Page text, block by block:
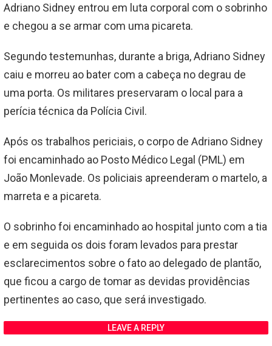
Adriano Sidney entrou em luta corporal com o sobrinho
e chegou a se armar com uma picareta.
Segundo testemunhas, durante a briga, Adriano Sidney
caiu e morreu ao bater com a cabeça no degrau de
uma porta. Os militares preservaram o local para a
perícia técnica da Polícia Civil.
Após os trabalhos periciais, o corpo de Adriano Sidney
foi encaminhado ao Posto Médico Legal (PML) em
João Monlevade. Os policiais apreenderam o martelo, a
marreta e a picareta.
O sobrinho foi encaminhado ao hospital junto com a tia
e em seguida os dois foram levados para prestar
esclarecimentos sobre o fato ao delegado de plantão,
que ficou a cargo de tomar as devidas providências
pertinentes ao caso, que será investigado.
LEAVE A REPLY